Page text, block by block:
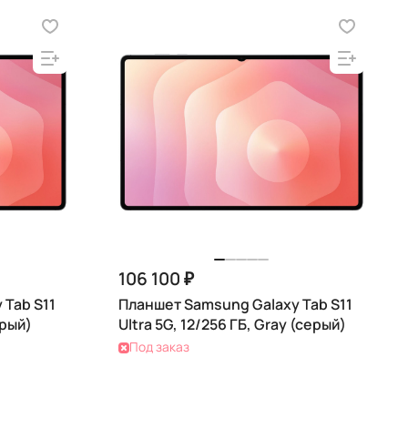
S11
106 100 ₽
Планшет Samsung Galaxy Tab S11
Ultra 5G, 12/256 ГБ, Gray (серый)
Под заказ